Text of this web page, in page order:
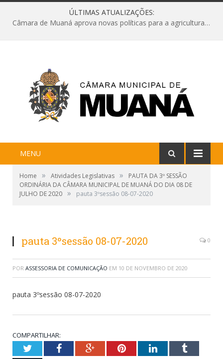
ÚLTIMAS ATUALIZAÇÕES:
Câmara de Muaná aprova novas políticas para a agricultura e solicita reforma da Ponte do Reduto
MENU
Home » Atividades Legislativas »
PAUTA DA 3º SESSÃO
ORDINÁRIA DA CÂMARA MUNICIPAL DE MUANÁ DO DIA 08 DE
JULHO DE 2020 » pauta 3ºsessão 08-07-2020
pauta 3ºsessão 08-07-2020 0
POR ASSESSORIA DE COMUNICAÇÃO EM 10 DE NOVEMBRO DE 2020
pauta 3ºsessão 08-07-2020
COMPARTILHAR:
TwitterFacebookGoogle+PinterestLinkedInTumblr